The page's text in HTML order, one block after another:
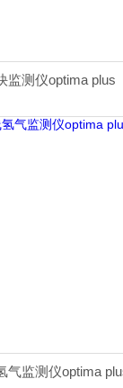
监测仪optima plus
气监测仪optima